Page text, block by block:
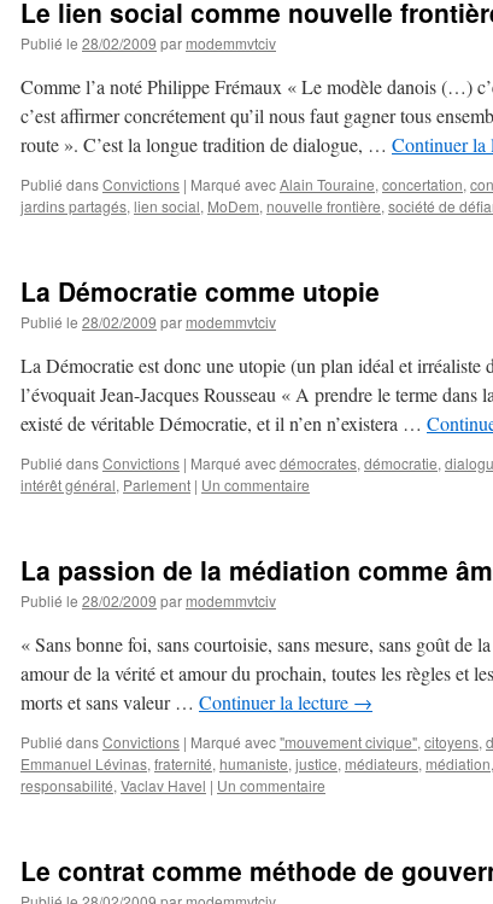
Le lien social comme nouvelle
Publié le 28/02/2009 par modemmvtciv
Comme l’a noté Philippe Frémaux « Le modèle danois (…)
c’est affirmer concrétement qu’il nous faut gagner tous
route ». C’est la longue tradition de dialogue, … Continuer la
Publié dansConvictions | Marqué avecAlain Touraine, concertation,
jardins partagés, lien social, MoDem, nouvelle frontière, société de
La Démocratie comme utopie
Publié le 28/02/2009 par modemmvtciv
La Démocratie est donc une utopie (un plan idéal et irréaliste
l’évoquait Jean-Jacques Rousseau « A prendre le terme dans
existé de véritable Démocratie, et il n’en n’existera …
Publié dansConvictions | Marqué avecdémocrates, démocratie,
intérêt général, Parlement | Un commentaire
La passion de la médiation comme
Publié le 28/02/2009 par modemmvtciv
« Sans bonne foi, sans courtoisie, sans mesure, sans goût de
amour de la vérité et amour du prochain, toutes les règles et
morts et sans valeur … Continuer la lecture →
Publié dansConvictions | Marqué avec"mouvement civique", citoyens,
Emmanuel Lévinas, fraternité, humaniste, justice, médiateurs, médiation,
responsabilité, Vaclav Havel | Un commentaire
Le contrat comme méthode de